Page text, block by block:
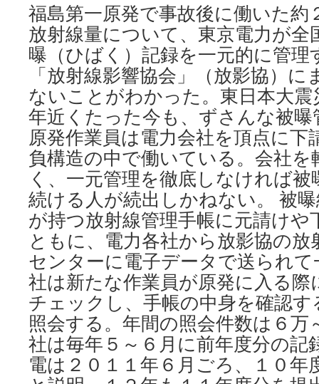
福島第一原発で事故後に働いた約
放射線量について、東京電力が全
曝（ひばく）記録を一元的に管理
「放射線影響協会」（放影協）
ないことがわかった。東日本大
年近くたった今も、ずさんな被
原発作業員は電力会社を頂点に下
負構造の中で働いている。会社
く、一元管理を徹底しなければ
続ける人が続出しかねない。 被
が持つ放射線管理手帳に元請け
ともに、電力各社から放影協の放
センターに電子データで送られ
社は新たな作業員が原発に入る際
チェックし、手帳の中身を確認
照会する。年間の照会件数は６万
社は毎年５～６月に前年度分の記
電は２０１１年６月ごろ、１０年